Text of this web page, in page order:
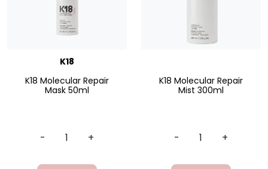
K18
K18 Molecular Repair
Mask 50ml
- +
K18 Molecular Repair
Mist 300ml
- +